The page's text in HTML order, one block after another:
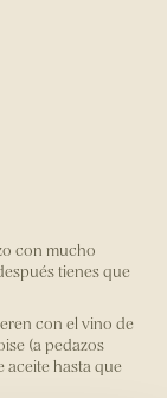
con mucho
tienes que
con el vino de
(a pedazos
aceite hasta que